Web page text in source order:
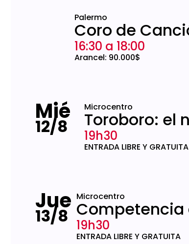
Palermo
Coro de
16:30 a 18:00
Arancel: 90.000$
Mié
12/8
Microcentro
Toroboro: el
19h30
ENTRADA LIBRE Y GRATUITA
Jue
13/8
Microcentro
19h30
ENTRADA LIBRE Y GRATUITA